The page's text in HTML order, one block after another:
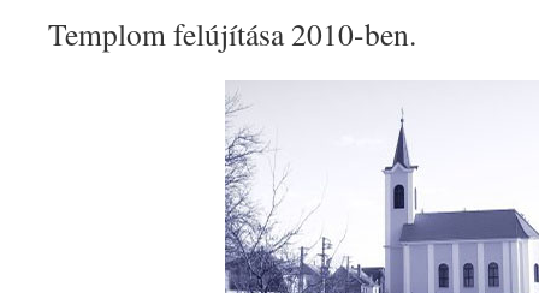
Templom felújítása 2010-ben.